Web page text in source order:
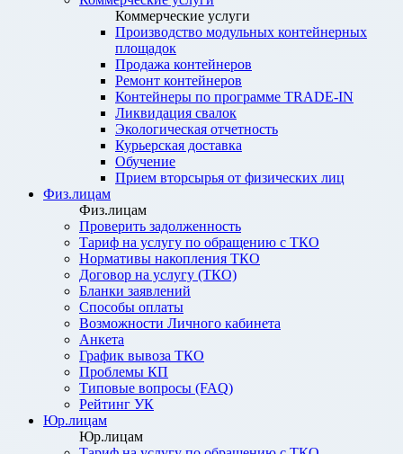
Коммерческие услуги
Производство модульных контейнерных
площадок
Продажа контейнеров
Ремонт контейнеров
Контейнеры по программе TRADE-IN
Ликвидация свалок
Экологическая отчетность
Курьерская доставка
Обучение
Прием вторсырья от физических лиц
Физ.лицам
Физ.лицам
Проверить задолженность
Тариф на услугу по обращению с ТКО
Нормативы накопления ТКО
Договор на услугу (ТКО)
Бланки заявлений
Способы оплаты
Возможности Личного кабинета
Анкета
График вывоза ТКО
Проблемы КП
Типовые вопросы (FAQ)
Рейтинг УК
Юр.лицам
Юр.лицам